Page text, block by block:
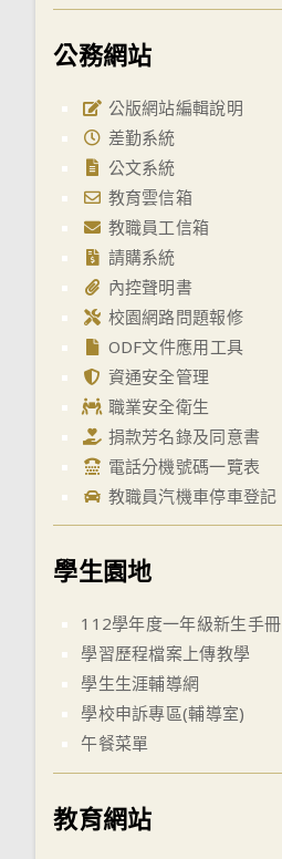
公務網站
公版網站編輯說明
差勤系統
公文系統
教育雲信箱
教職員工信箱
請購系統
內控聲明書
校園網路問題報修
ODF文件應用工具
資通安全管理
職業安全衛生
捐款芳名錄及同意書
電話分機號碼一覽表
教職員汽機車停車登記
學生園地
112學年度一年級新生手冊
學習歷程檔案上傳教學
學生生涯輔導網
學校申訴專區(輔導室)
午餐菜單
教育網站